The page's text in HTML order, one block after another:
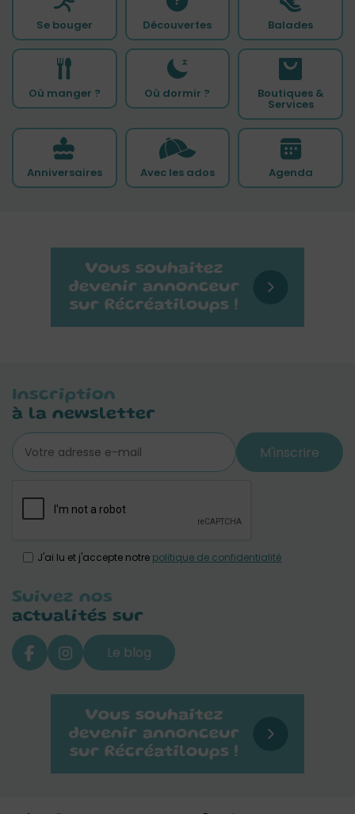
Se bouger Découvertes Balades
Où manger ? Où dormir ? Boutiques &
Services
Anniversaires Avec les ados Agenda
Inscription
à la newsletter
M'inscrire
J'ai lu et j'accepte notre politique de confidentialité
Suivez nos
actualités sur
Le blog